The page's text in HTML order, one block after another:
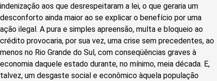
indenização aos que desrespeitaram a lei, o que geraria um
desconforto ainda maior ao se explicar o benefício por uma
ação ilegal. A pura e simples apreensão, multa e bloqueio ao
crédito provocaria, por sua vez, uma crise sem precedentes, ao
menos no Rio Grande do Sul, com conseqüências graves à
economia daquele estado durante, no mínimo, meia década. E,
talvez, um desgaste social e econômico àquela população